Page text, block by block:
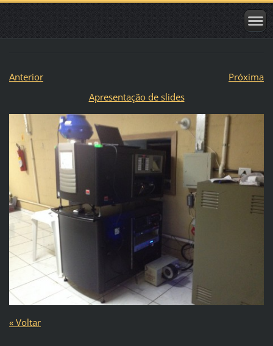
Anterior
Próxima
Apresentação de slides
« Voltar